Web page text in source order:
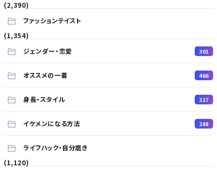
(2,390)
ファッションテイスト
(1,354)
ジェンダー・恋愛
301
オススメの一着 466
身長・スタイル 317
イケメンになる方法 288
ライフハック・自分磨き
(1,120)